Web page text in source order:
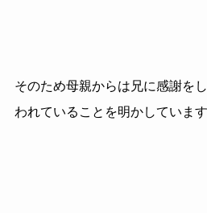
そのため母親からは兄に感謝を
われていることを明かしています